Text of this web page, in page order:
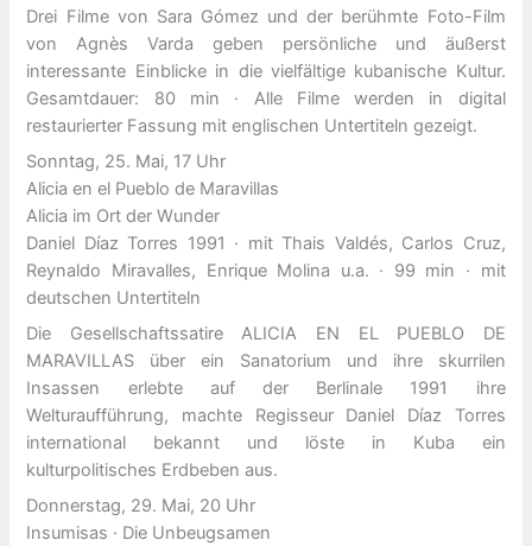
Drei Filme von Sara Gómez und der berühmte Foto-Film
von Agnès Varda geben persönliche und äußerst
interessante Einblicke in die vielfältige kubanische Kultur.
Gesamtdauer: 80 min · Alle Filme werden in digital
restaurierter Fassung mit englischen Untertiteln gezeigt.
Sonntag, 25. Mai, 17 Uhr
Alicia en el Pueblo de Maravillas
Alicia im Ort der Wunder
Daniel Díaz Torres 1991 · mit Thais Valdés, Carlos Cruz,
Reynaldo Miravalles, Enrique Molina u.a. · 99 min · mit
deutschen Untertiteln
Die Gesellschaftssatire ALICIA EN EL PUEBLO DE
MARAVILLAS über ein Sanatorium und ihre skurrilen
Insassen erlebte auf der Berlinale 1991 ihre
Welturaufführung, machte Regisseur Daniel Díaz Torres
international bekannt und löste in Kuba ein
kulturpolitisches Erdbeben aus.
Donnerstag, 29. Mai, 20 Uhr
Insumisas · Die Unbeugsamen